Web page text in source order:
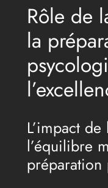
Rôle de
la
L’impact
l’équilibre
préparation